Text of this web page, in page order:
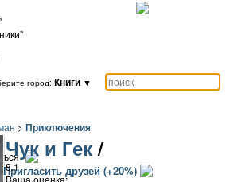
город: Книги ▼
Пригласить друзей (+20%)
> Приключения
Чук и Гек/
8.1
Ваша оценка: